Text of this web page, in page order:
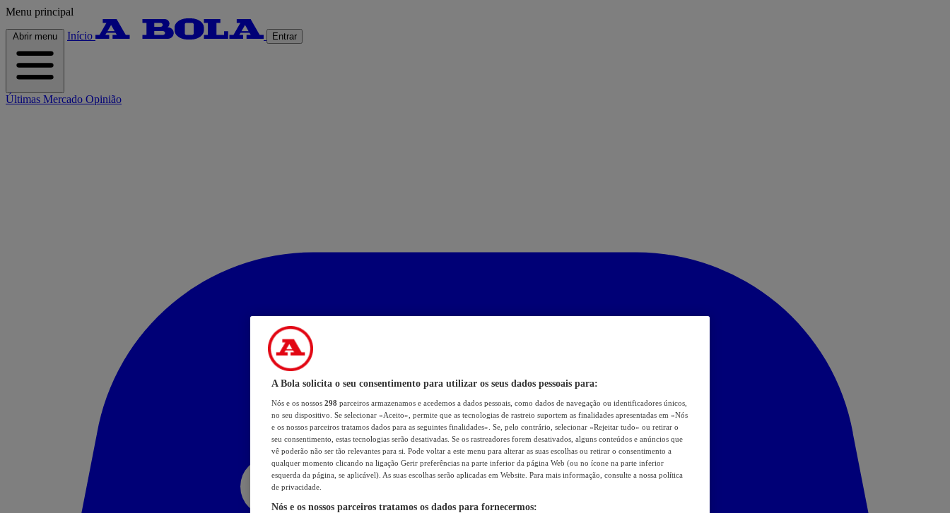
Menu principal
Abrir menu Início Entrar
Últimas Mercado Opinião
A Bola solicita o seu consentimento para utilizar os seus dados pessoais para:
Nós e os nossos 298 parceiros armazenamos e acedemos a dados pessoais, como dados de navegação ou identificadores únicos,
no seu dispositivo. Se selecionar «Aceito», permite que as tecnologias de rastreio suportem as finalidades apresentadas em «Nós
e os nossos parceiros tratamos dados para as seguintes finalidades». Se, pelo contrário, selecionar «Rejeitar tudo» ou retirar o
seu consentimento, estas tecnologias serão desativadas. Se os rastreadores forem desativados, alguns conteúdos e anúncios que
vê poderão não ser tão relevantes para si. Pode voltar a este menu para alterar as suas escolhas ou retirar o consentimento a
qualquer momento clicando na ligação Gerir preferências na parte inferior da página Web (ou no ícone na parte inferior
esquerda da página, se aplicável). As suas escolhas serão aplicadas em Website. Para mais informação, consulte a nossa política
de privacidade.
Nós e os nossos parceiros tratamos os dados para fornecermos: